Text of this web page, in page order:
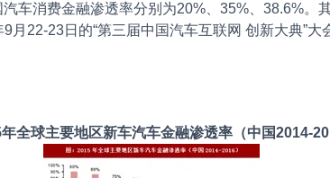
车消费金融渗透率分别为20%、35%、38.6%。
22-23日的“第三届中国汽车互联网 创新大典”大
年全球主要地区新车汽车金融渗透率（中国2014-